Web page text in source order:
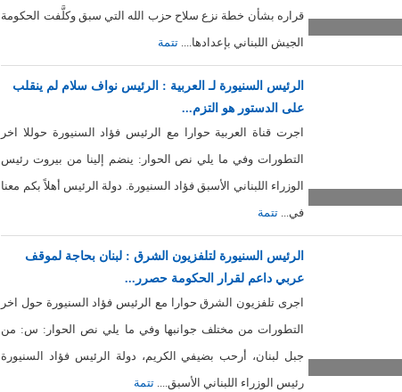
قراره بشأن خطة نزع سلاح حزب الله التي سبق وكلَّفت الحكومة
الجيش اللبناني بإعدادها....تتمة
الرئيس السنيورة لـ العربية : الرئيس نواف سلام لم ينقلب
على الدستور هو التزم...
اجرت قناة العربية حوارا مع الرئيس فؤاد السنيورة حوللا اخر
التطورات وفي ما يلي نص الحوار: ينضم إلينا من بيروت رئيس
الوزراء اللبناني الأسبق فؤاد السنيورة. دولة الرئيس أهلاً بكم معنا
في...تتمة
الرئيس السنيورة لتلفزيون الشرق : لبنان بحاجة لموقف
عربي داعم لقرار الحكومة حصرر...
اجرى تلفزيون الشرق حوارا مع الرئيس فؤاد السنيورة حول اخر
التطورات من مختلف جوانبها وفي ما يلي نص الحوار: س: من
جبل لبنان، أرحب بضيفي الكريم، دولة الرئيس فؤاد السنيورة
رئيس الوزراء اللبناني الأسبق....تتمة